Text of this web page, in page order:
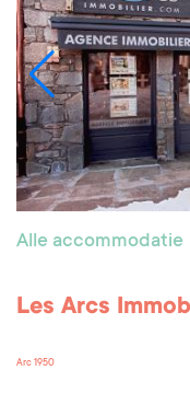
Alle accommodatie
Les Arcs
Arc 1950